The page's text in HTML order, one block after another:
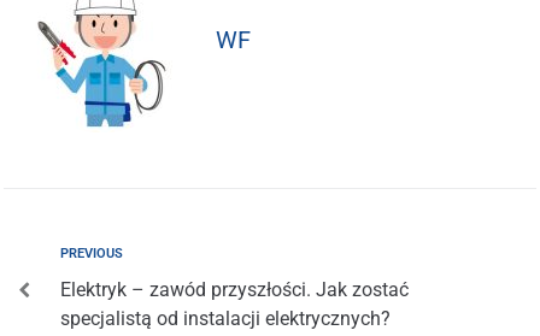
WF
PREVIOUS
Elektryk – zawód przyszłości. Jak zostać
specjalistą od instalacji elektrycznych?